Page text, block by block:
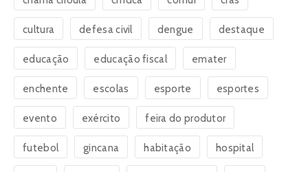
cultura defesa civil dengue destaque
educação educação fiscal emater
enchente escolas esporte esportes
evento exército feira do produtor
futebol gincana habitação hospital